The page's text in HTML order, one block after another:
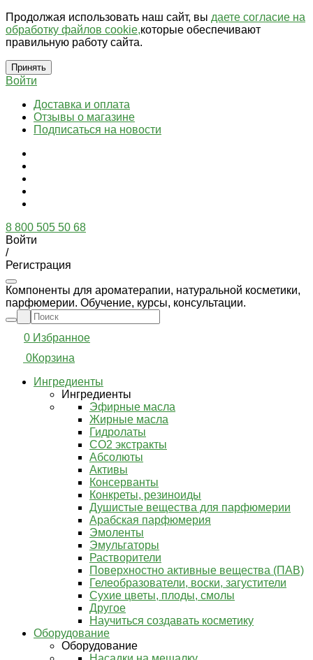
Продолжая использовать наш сайт, вы даете согласие на
обработку файлов cookie,которые обеспечивают
правильную работу сайта.
Принять
Войти
Доставка и оплата
Отзывы о магазине
Подписаться на новости
8 800 505 50 68
Войти
/
Регистрация
Компоненты для ароматерапии, натуральной косметики,
парфюмерии. Обучение, курсы, консультации.
0 Избранное
0Корзина
Ингредиенты
Ингредиенты
Эфирные масла
Жирные масла
Гидролаты
СО2 экстракты
Абсолюты
Активы
Консерванты
Конкреты, резиноиды
Душистые вещества для парфюмерии
Арабская парфюмерия
Эмоленты
Эмульгаторы
Растворители
Поверхностно активные вещества (ПАВ)
Гелеобразователи, воски, загустители
Сухие цветы, плоды, смолы
Другое
Научиться создавать косметику
Оборудование
Оборудование